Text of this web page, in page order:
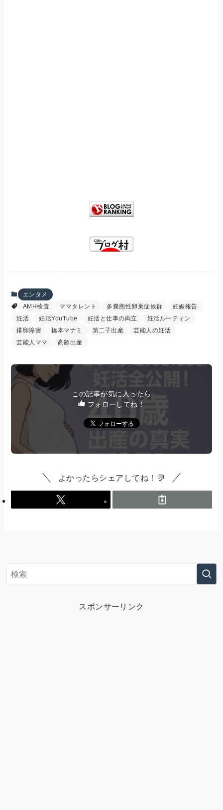
エンタメ
AMH検査
ママタレント 多嚢胞性卵巣症候群
妊娠報告
妊活
妊活YouTube 妊活と仕事の両立
妊活ルーティン
排卵障害
橋本マナミ 第二子出産
芸能人の妊活
芸能人ママ
高齢出産
この記事が気に入ったら
フォローしてね！
よかったらシェアしてね！💬
スポンサーリンク